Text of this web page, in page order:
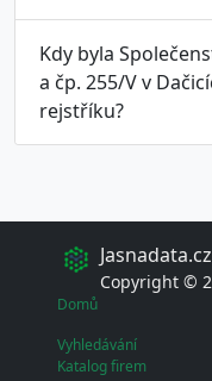
Kdy byla
a čp. 255/V v
rejstříku?
Jasnadata.cz
Copyright ©
Domů
Vyhledávání
Katalog firem